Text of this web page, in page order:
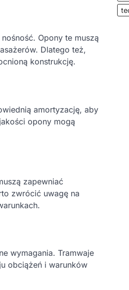
Opony te muszą
Dlatego też,
konstrukcję.
amortyzację, aby
opony mogą
zapewniać
zwrócić uwagę na
wymagania. Tramwaje
obciążeń i warunków